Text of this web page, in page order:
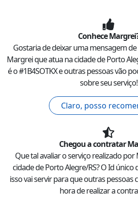
ConheceMargrei
Gostaria de deixar uma mensagem
Margreique atua na cidade dePorto
é o #1B4SOTKXe outras pessoas vão
sobre seu serviço!
Claro, posso
Chegou a contratar
Que tal avaliar o serviço realizado por
cidade dePorto Alegre/RS? O Id único
isso vai servir para que outras pessoas
hora de realizar a